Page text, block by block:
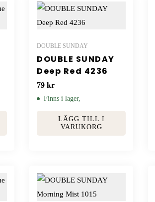
DOUBLE SUNDAY
DOUBLE SUNDAY
Deep Red 4236
79kr
Finns i lager,
LÄGG TILL I
VARUKORG